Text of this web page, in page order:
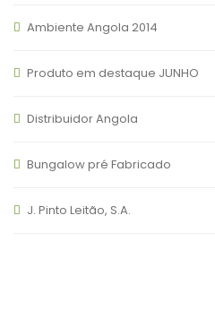
Ambiente Angola 2014
Produto em destaque JUNHO
Distribuidor Angola
Bungalow pré Fabricado
J. Pinto Leitão, S.A.